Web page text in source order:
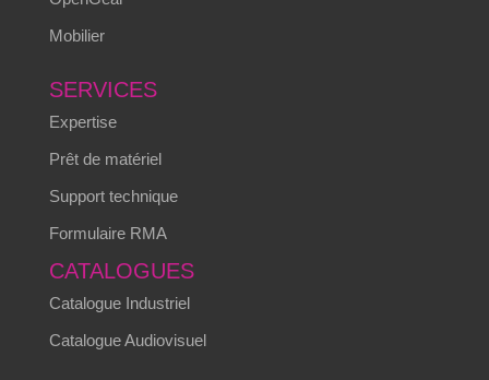
Mobilier
SERVICES
Expertise
Prêt de matériel
Support technique
Formulaire RMA
CATALOGUES
Catalogue Industriel
Catalogue Audiovisuel